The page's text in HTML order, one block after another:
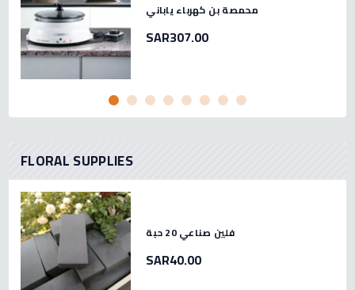
محمصة بن كهرباء ياباني
SAR307.00
FLORAL SUPPLIES
فلين صناعي 20 حبة
SAR40.00